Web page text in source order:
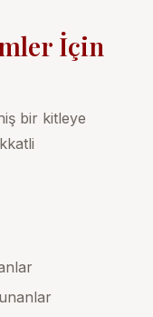
İçin
bir kitleye